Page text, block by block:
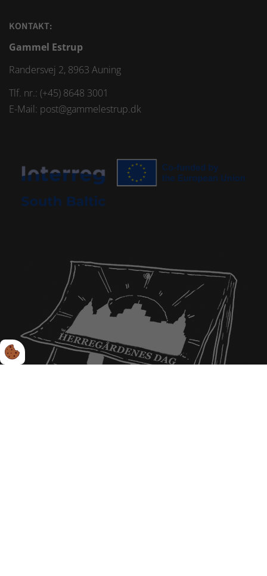
KONTAKT:
Gammel Estrup
Randersvej 2, 8963 Auning
Tlf. nr.: (+45) 8648 3001
E-Mail: post@gammelestrup.dk